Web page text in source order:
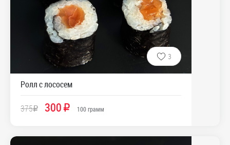
3
Ролл с лососем
375R 300R 100грамм